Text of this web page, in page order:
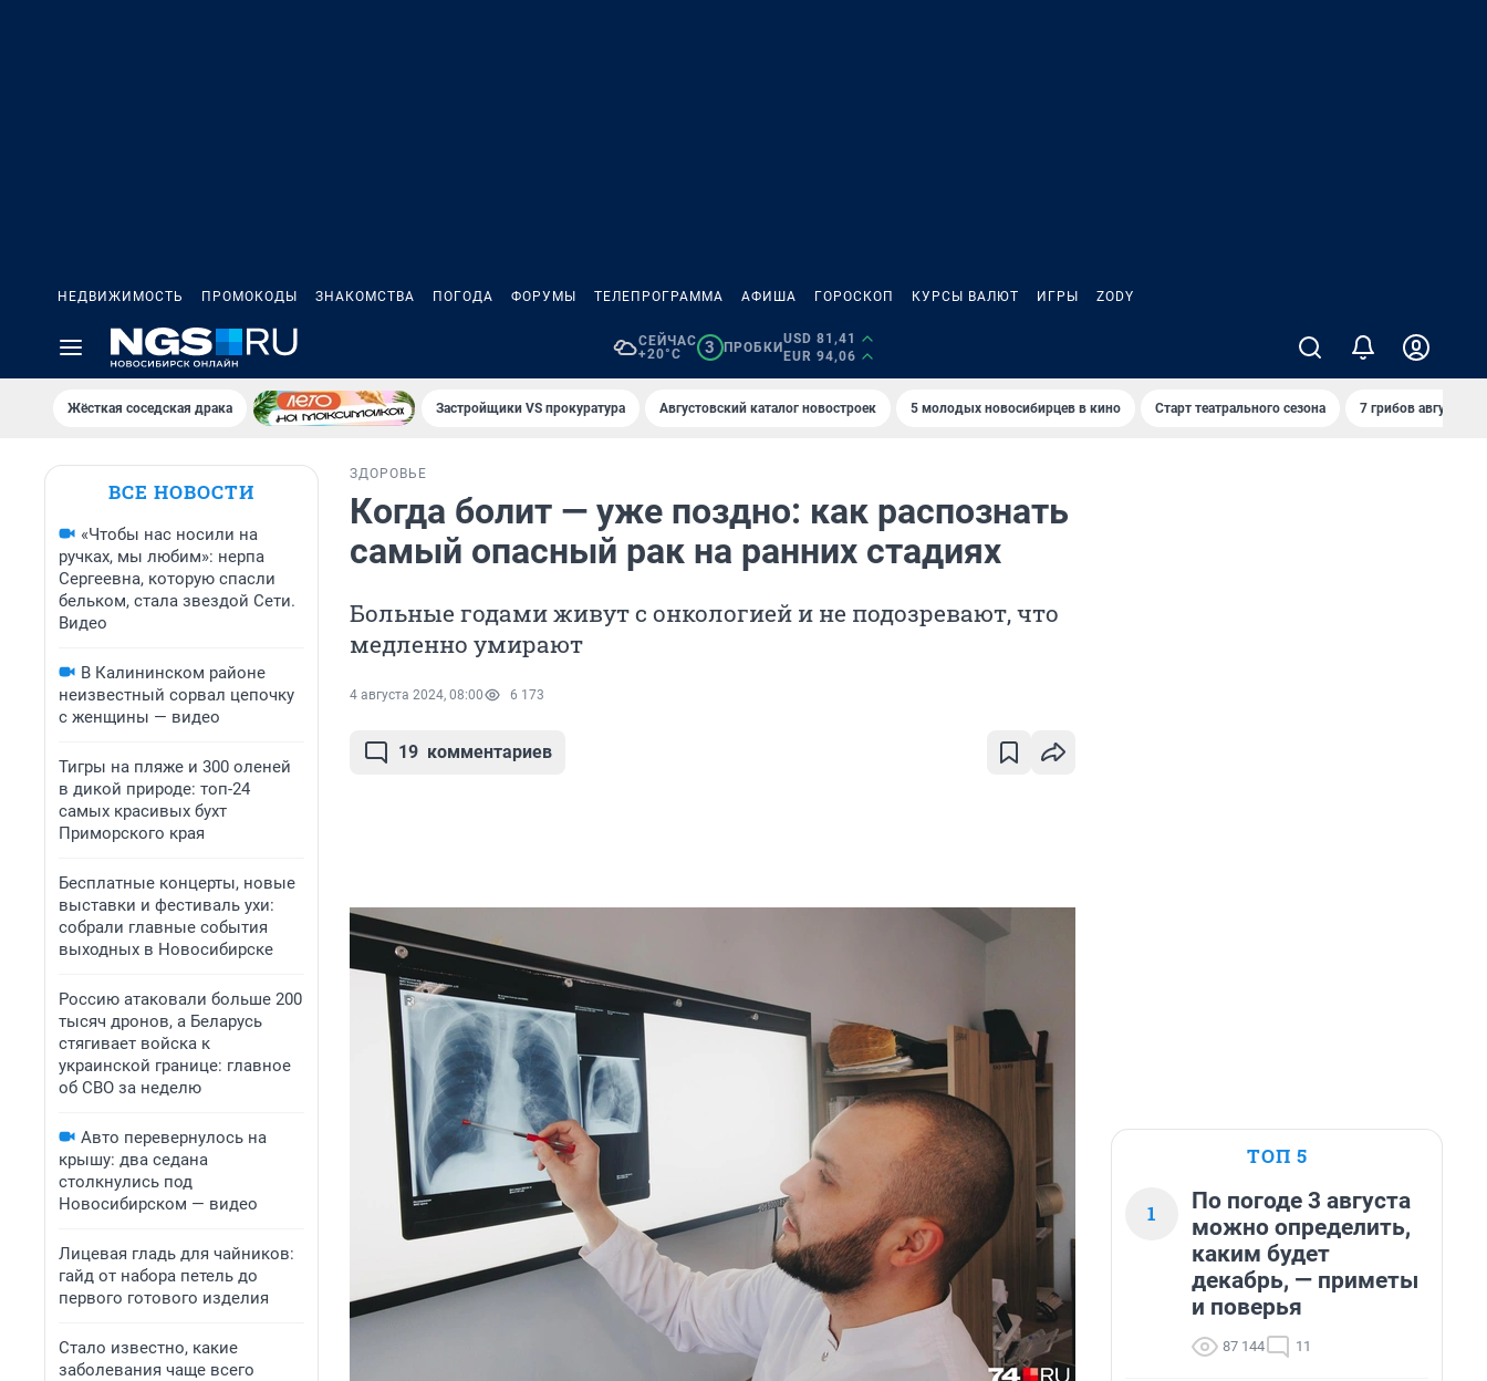
НЕДВИЖИМОСТЬ ПРОМОКОДЫ ЗНАКОМСТВА ПОГОДА ФОРУМЫ ТЕЛЕПРОГРАММА АФИША ГОРОСКОП КУРСЫ ВАЛЮТ ИГРЫ ZODY
СЕЙЧАС
+20°C
3 ПРОБКИ
USD 81,41
EUR 94,06
Жёсткая соседская драка Застройщики VS прокуратура Августовский каталог новостроек 5 молодых новосибирцев в кино Старт театрального сезона 7 грибов августа
ВСЕ НОВОСТИ
«Чтобы нас носили на
ручках, мы любим»: нерпа
Сергеевна, которую спасли
бельком, стала звездой Сети.
Видео
В Калининском районе
неизвестный сорвал цепочку
с женщины — видео
Тигры на пляже и 300 оленей
в дикой природе: топ-24
самых красивых бухт
Приморского края
Бесплатные концерты, новые
выставки и фестиваль ухи:
собрали главные события
выходных в Новосибирске
Россию атаковали больше 200
тысяч дронов, а Беларусь
стягивает войска к
украинской границе: главное
об СВО за неделю
Авто перевернулось на
крышу: два седана
столкнулись под
Новосибирском — видео
Лицевая гладь для чайников:
гайд от набора петель до
первого готового изделия
Стало известно, какие
заболевания чаще всего
ЗДОРОВЬЕ
Когда болит — уже поздно: как распознать
самый опасный рак на ранних стадиях
Больные годами живут с онкологией и не подозревают, что
медленно умирают
4 августа 2024, 08:00 6 173
19 комментариев
ТОП 5
1
По погоде 3 августа
можно определить,
каким будет
декабрь, — приметы
и поверья
87 144 11